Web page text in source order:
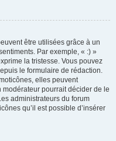
être utilisées grâce à un
Par exemple, « :) »
la tristesse. Vous pouvez
le formulaire de rédaction.
elles peuvent
pourrait décider de le
administrateurs du forum
qu’il est possible d’insérer